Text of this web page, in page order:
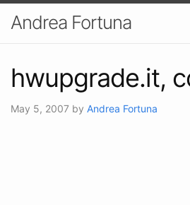
Andrea Fortuna
hwupgrade.it,
May 5, 2007 by Andrea Fortuna